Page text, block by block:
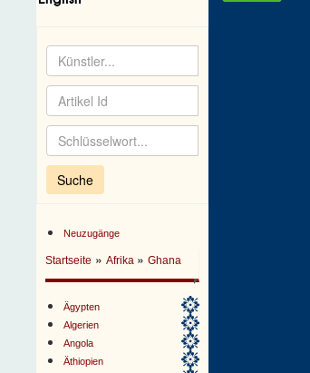
Neuzugänge
Startseite »Afrika »Ghana
Ägypten
Algerien
Angola
Äthiopien